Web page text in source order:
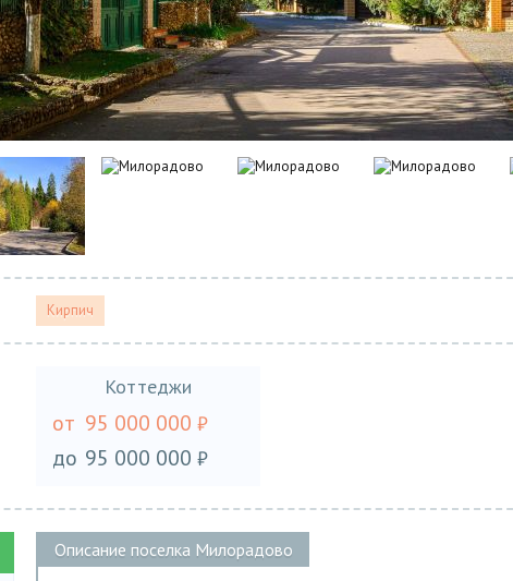
Кирпич
Коттеджи
от 95 000 000 ₽
до 95 000 000 ₽
Описание поселка Милорадово